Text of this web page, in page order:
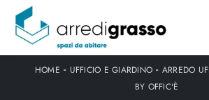
HOME - UFFICIO E GIARDINO - ARREDO
BY OFFIC'È